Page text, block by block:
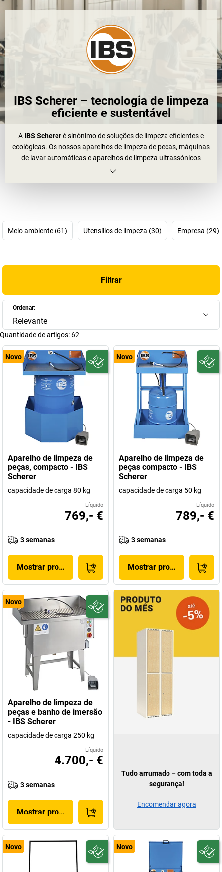
IBS Scherer – tecnologia de limpeza
eficiente e sustentável
A IBS Schereré sinónimo de soluções de limpeza eficientes e
ecológicas. Os nossos aparelhos de limpeza de peças, máquinas
de lavar automáticas e aparelhos de limpeza ultrassónicos
oferecem uma limpeza personalizada, complementada por
único local. Com soluções que poupam recursos, garantimos a
máxima limpeza e segurança. Como parceiro de confiança para a
Meio ambiente (61) Utensílios de limpeza (30) Empresa (29)
Filtrar
Ordenar:
Relevante
Quantidade de artigos: 62
Novo
Aparelho de limpeza de
peças, compacto - IBS
Scherer
capacidade de carga 80 kg
Líquido
769,- €
3 semanas
Mostrar produto
Novo
Aparelho de limpeza de
peças compacto - IBS
Scherer
capacidade de carga 50 kg
Líquido
789,- €
3 semanas
Mostrar produto
Novo
Aparelho de limpeza de
peças e banho de imersão
- IBS Scherer
capacidade de carga 250 kg
Líquido
4.700,- €
3 semanas
Mostrar produto
Novo Novo
Tudo arrumado – com toda a
segurança!
Encomendar agora